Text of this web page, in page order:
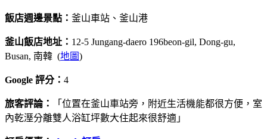
飯店週邊景點： 釜山車站、釜山港
釜山飯店地址： 12-5 Jungang-daero 196beon-gil, Dong-gu,
Busan, 南韓 (地圖)
Google 評分： 4
旅客評論：
「位置在釜山車站旁，附近生活機能都很方便，室
內乾溼分離雙人浴缸坪數大住起來很舒適」